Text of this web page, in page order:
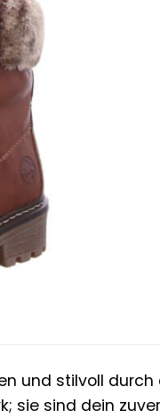
und stilvoll durch
sie sind dein